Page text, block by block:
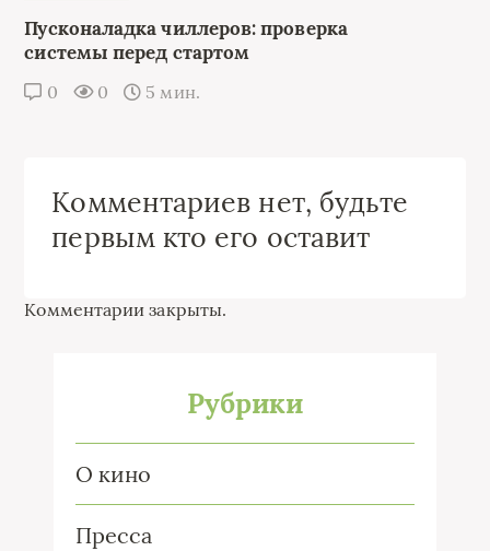
Пусконаладка чиллеров: проверка
системы перед стартом
0 0 5 мин.
Комментариев нет, будьте
первым кто его оставит
Комментарии закрыты.
Рубрики
О кино
Пресса